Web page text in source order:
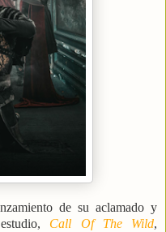
de su aclamado y
Call Of The Wild,